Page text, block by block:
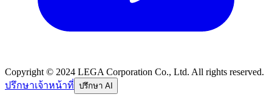
Copyright © 2024 LEGA Corporation Co., Ltd. All rights reserved.
ปรึกษาเจ้าหน้าที่ ปรึกษา AI